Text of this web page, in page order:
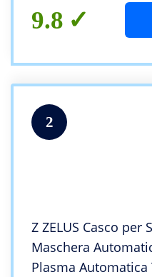
LCD
9.8
2
Z ZELUS Casco per
Maschera
Plasma Automatica